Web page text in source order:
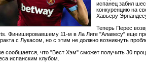
испанец забил
конкуренцию на
Хавьеру
Теперь Перес
Финишировавшему 11-м в Ла Лиге "Алавесу" еще
с Лукасом, но с этим не должно возникнуть
сообщается, что "Вест Хэм" сможет получить 30
испанским клубом.